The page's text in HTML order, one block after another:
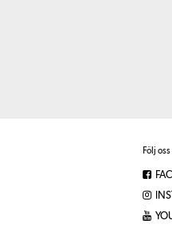
Följ oss